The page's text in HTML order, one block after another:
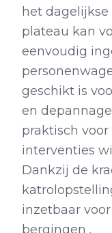
het
plateau kan
eenvoudig
geschikt is
en
praktisch
interventies
Dankzij de
inzetbaar
bergingen .